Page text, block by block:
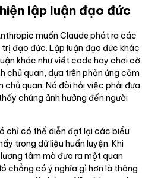
lập luận đạo đức
muốn Claude phát ra các
đạo đức. Lập luận đạo đức khác
khác như viết code hay chơi cờ
chủ quan, dựa trên phản ứng cảm
quan. Nó đòi hỏi việc phải đưa
chúng ảnh hưởng đến người
chỉ có thể diễn đạt lại các biểu
trong dữ liệu huấn luyện. Khi
tâm mà đưa ra một quan
chẳng có ý nghĩa gì hơn là thông